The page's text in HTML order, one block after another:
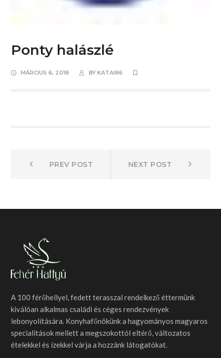
Ponty halászlé
MÁRCIUS 6, 2018 BYKATAI86
Bejegyzés
PREV POST NEXT POST
A 100 férőhellyel, fedett terasszal rendelkező éttermünk
kiválóan alkalmas családi és céges rendezvények
lebonyolítására. Konyhafőnökünk a hagyományos magyaros
specialitások mellett a megszokottól eltérő, változatos
ételekkel és ízekkel várja a hozzánk látogatókat.